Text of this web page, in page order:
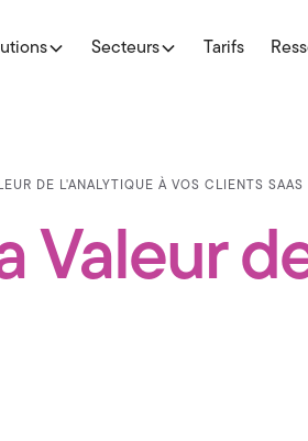
Secteurs Tarifs
DE L'ANALYTIQUE À VOS CLIENTS SAAS
Valeur